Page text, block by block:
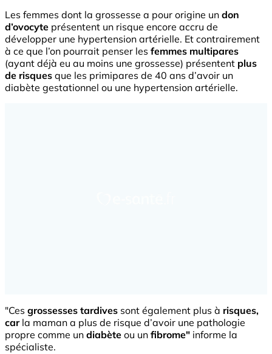
Les femmes dont la grossesse a pour origine un don
d’ovocyte présentent un risque encore accru de
développer une hypertension artérielle. Et contrairement
à ce que l’on pourrait penser les femmes multipares
(ayant déjà eu au moins une grossesse) présentent plus
de risques que les primipares de 40 ans d’avoir un
diabète gestationnel ou une hypertension artérielle.
"Ces grossesses tardives sont également plus à risques,
carla maman a plus de risque d’avoir une pathologie
propre comme un diabète ou un fibrome" informe la
spécialiste.